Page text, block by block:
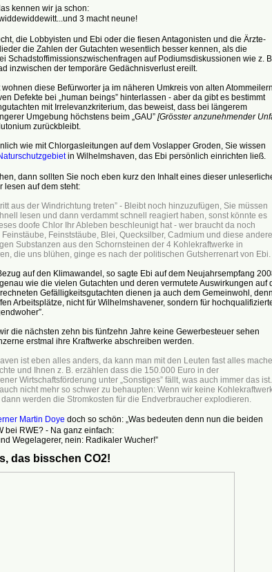
kennen wir ja schon:
3 macht neune!
die Lobbyisten und Ebi oder die fiesen Antagonisten und die Ärzte-
die Zahlen der Gutachten wesentlich besser kennen, als die
Schadstoffimissionszwischenfragen auf Podiumsdiskussionen wie z.
inzwischen der temporäre Gedächnisverlust ereilt.
diese Befürworter ja im näheren Umkreis von alten
Defekte bei „human beings” hinterlassen - aber da gibt es bestimmt
mit Irrelevanzkriterium, das beweist, dass bei längerem
Umgebung höchstens beim „GAU” [Grösster anzunehmender
zurückbleibt.
wie mit Chlorgasleitungen auf dem Voslapper Groden, Sie wissen
in Wilhelmshaven, das Ebi persönlich einrichten ließ.
dann sollten Sie noch eben kurz den Inhalt eines dieser
lesen auf dem steht:
aus der Windrichtung treten” - Bleibt noch hinzuzufügen, Sie müssen
lesen und dann verdammt schnell reagiert haben, sonst könnte es
doofe Chlor Ihr Ableben beschleunigt hat - wer braucht da noch
Feinststäube, Blei, Quecksilber, Cadmium und diese
Substanzen aus den Schornsteinen der 4 Kohlekraftwerke in
die uns blühen, ginge es nach der politischen Gutsherrenart von Ebi.
auf den Klimawandel, so sagte Ebi auf dem Neujahrsempfang
wie die vielen Gutachten und deren vermutete Auswirkungen auf
Gefälligkeitsgutachten dienen ja auch dem Gemeinwohl, denn
Arbeitsplätze, nicht für Wilhelmshavener, sondern für
die nächsten zehn bis fünfzehn Jahre keine Gewerbesteuer sehen
erstmal ihre Kraftwerke abschreiben werden.
ist eben alles anders, da kann man mit den Leuten fast alles
und Ihnen z. B. erzählen dass die 150.000 Euro in der
Wirtschaftsförderung unter „Sonstiges” fällt, was auch immer das ist.
nicht mehr so schwer zu behaupten: Wenn wir keine
werden die Stromkosten für die Endverbraucher explodieren.
Martin Doye doch so schön: „Was bedeuten denn nun die beiden
bei RWE? - Na ganz einfach:
Wegelagerer, nein: Radikaler Wucher!”
das bisschen CO2!